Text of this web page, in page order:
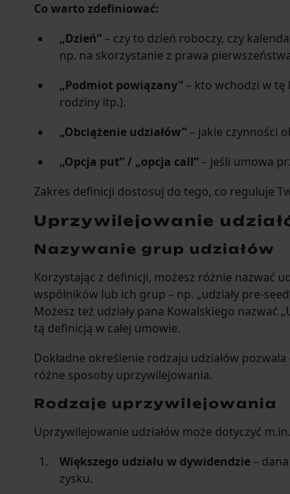
Co warto zdefiniować:
„Dzień” – czy to dzień roboczy, czy
np. na skorzystanie z prawa
„Podmiot powiązany” – kto wchodzi w tę
rodziny itp.).
„Obciążenie udziałów” – jakie czynności
„Opcja put” / „opcja call” – jeśli umowa
Zakres definicji dostosuj do tego, co reguluje
Uprzywilejowanie
Nazywanie grup udziałów
Korzystając z definicji, możesz różnie nazwać
wspólników lub ich grup – np. „udziały pre-
Możesz też udziały pana Kowalskiego nazwać
tą definicją w całej umowie.
Dokładne określenie rodzaju udziałów
różne sposoby uprzywilejowania.
Rodzaje uprzywilejowania
Uprzywilejowanie udziałów może dotyczyć
Większego udziału w dywidendzie –
zysku.